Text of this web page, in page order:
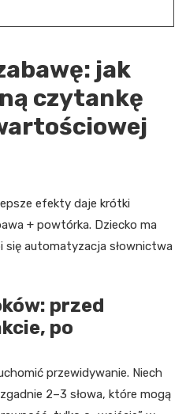
jak
czytankę
efekty daje krótki
+ powtórka. Dziecko ma
się automatyzacja słownictwa
przed
po
przewidywanie. Niech
2–3 słowa, które mogą